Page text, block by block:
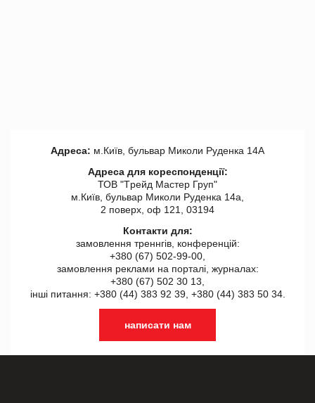
Адреса: м.Київ, бульвар Миколи Руденка 14А
Адреса для кореспонденції:
ТОВ "Tрейд Мастер Груп"
м.Київ, бульвар Миколи Руденка 14а,
2 поверх, оф 121, 03194
Контакти для:
замовлення треннгів, конференцій:
+380 (67) 502-99-00,
замовлення реклами на порталі, журналах:
+380 (67) 502 30 13,
інші питання: +380 (44) 383 92 39, +380 (44) 383 50 34.
написати нам